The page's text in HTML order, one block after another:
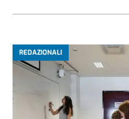
REDAZIONALI